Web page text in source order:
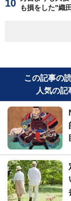
も損をした"織
この記事の
人気の記